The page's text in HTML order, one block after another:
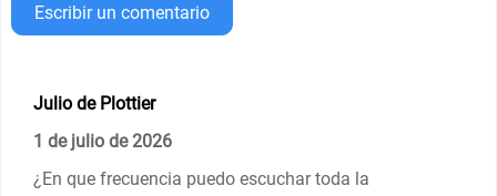
Escribir un comentario
Julio de Plottier
1 de julio de 2026
¿En que frecuencia puedo escuchar toda la